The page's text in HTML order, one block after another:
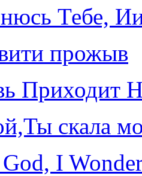
Тебе,
прожыв
Приходит
скала
I